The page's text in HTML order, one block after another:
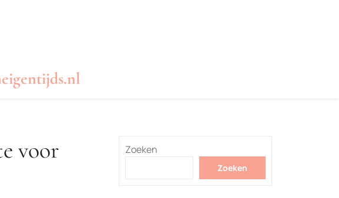
voor
Zoeken
Zoeken